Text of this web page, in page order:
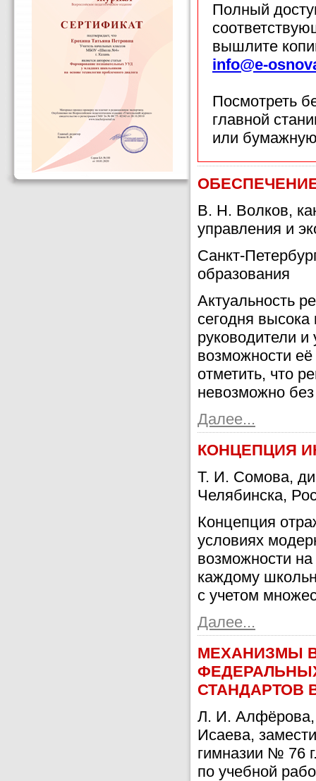
Полный
вышлите
info@e-
Посмотреть
главной
или
В. Н. Волков,
управления и
Санкт-
образования
Актуальность
сегодня высока
руководители
возможности
отметить, что
невозможно
Далее...
КОНЦЕПЦИЯ
Т. И. Сомова,
Челябинска,
Концепция
условиях
возможности на
каждому
с учетом
Далее...
МЕХАНИЗМЫ
СТАНДАРТОВ
Л. И. Алфёрова,
Исаева,
гимназии № 76
по учебной